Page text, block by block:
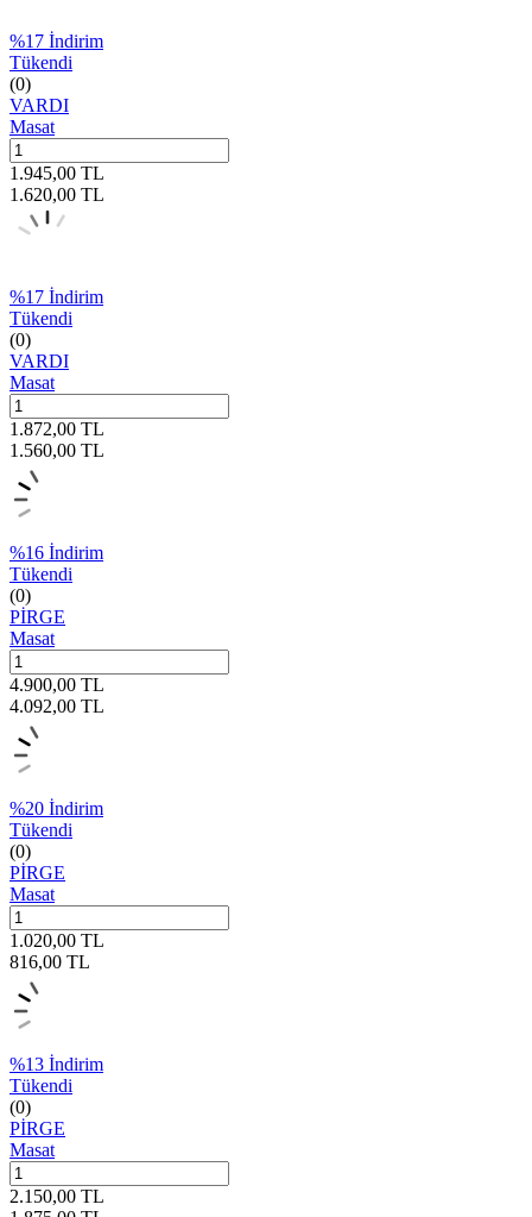
%17 İndirim
Tükendi
(0)
VARDI
Masat
1.945,00 TL
1.620,00 TL
%17 İndirim
Tükendi
(0)
VARDI
Masat
1.872,00 TL
1.560,00 TL
%16 İndirim
Tükendi
(0)
PİRGE
Masat
4.900,00 TL
4.092,00 TL
%20 İndirim
Tükendi
(0)
PİRGE
Masat
1.020,00 TL
816,00 TL
%13 İndirim
Tükendi
(0)
PİRGE
Masat
2.150,00 TL